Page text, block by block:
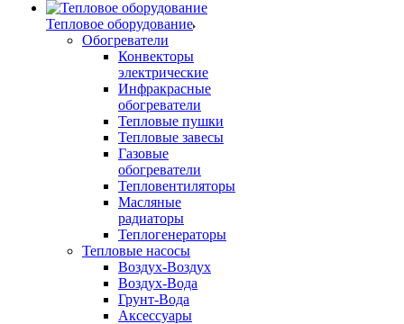
Тепловое оборудование
Обогреватели
Конвекторы
электрические
Инфракрасные
обогреватели
Тепловые пушки
Тепловые завесы
Газовые
обогреватели
Тепловентиляторы
Масляные
радиаторы
Теплогенераторы
Тепловые насосы
Воздух-Воздух
Воздух-Вода
Грунт-Вода
Аксессуары